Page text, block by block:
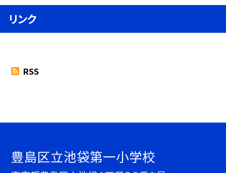
リンク
RSS
豊島区立池袋第一小学校